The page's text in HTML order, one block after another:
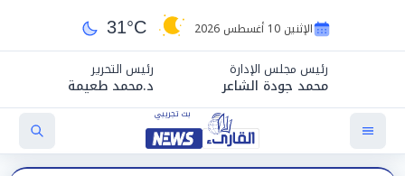
الإثنين 10 أغسطس 2026 31°C
رئيس مجلس الإدارة
محمد جودة الشاعر
رئيس التحرير
د.محمد طعيمة